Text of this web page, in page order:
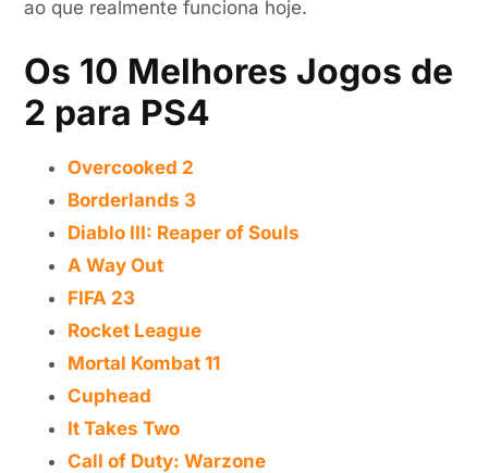
ao que realmente funciona hoje.
Os 10 Melhores Jogos de
2 para PS4
Overcooked 2
Borderlands 3
Diablo III: Reaper of Souls
A Way Out
FIFA 23
Rocket League
Mortal Kombat 11
Cuphead
It Takes Two
Call of Duty: Warzone